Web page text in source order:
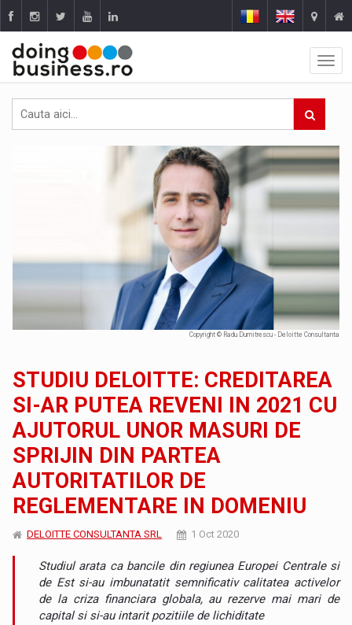
Copyright © Radu Dumitrescu - Deloitte Consultanta
STUDIU DELOITTE: CREDITAREA
SI-AR PUTEA REVENI IN 2021 CU
AJUTORUL UNOR MASURI DE
SPRIJIN DIN PARTEA
AUTORITATILOR DE
REGLEMENTARE IN DOMENIU
DELOITTE CONSULTANTA SRL 1 Oct 2020
Studiul arata ca bancile din regiunea Europei Centrale si
de Est si-au imbunatatit semnificativ calitatea activelor
de la criza financiara globala, au rezerve mai mari de
capital si si-au intarit pozitiile de lichiditate